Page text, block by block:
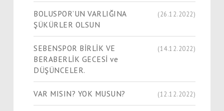
BOLUSPOR’UN VARLIĞINA
ŞÜKÜRLER OLSUN
(26.12.2022)
SEBENSPOR BİRLİK VE
BERABERLİK GECESİ ve
DÜŞÜNCELER.
(14.12.2022)
VAR MISIN? YOK MUSUN? (12.12.2022)